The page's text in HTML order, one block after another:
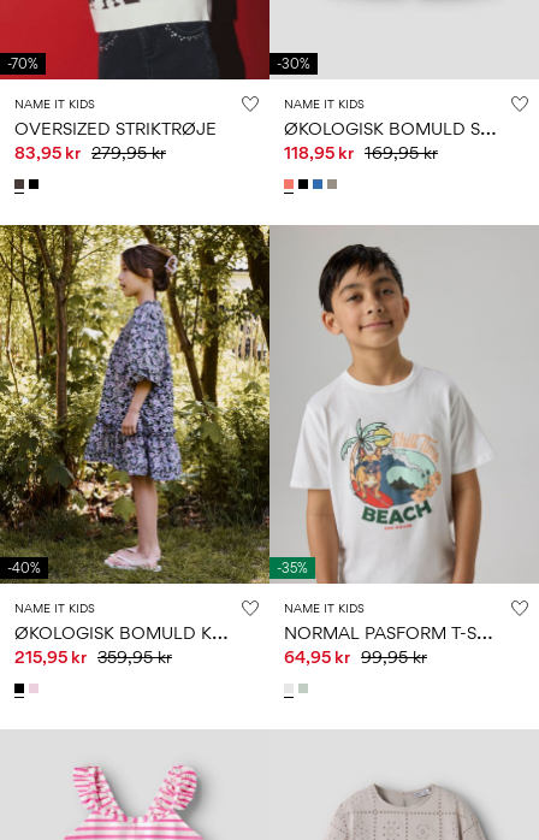
-70%
NAME IT KIDS
OVERSIZED STRIKTRØJE
83,95 kr 279,95 kr
-30%
NAME IT KIDS
Ø
KOLOGISK BOMULD SHORTS
118,95 kr 169,95 kr
-40%
NAME IT KIDS
Ø
KOLOGISK BOMULD KJOLE
215,95 kr 359,95 kr
-35%
NAME IT KIDS
N
ORMAL PASFORM T-SHIRT
64,95 kr 99,95 kr